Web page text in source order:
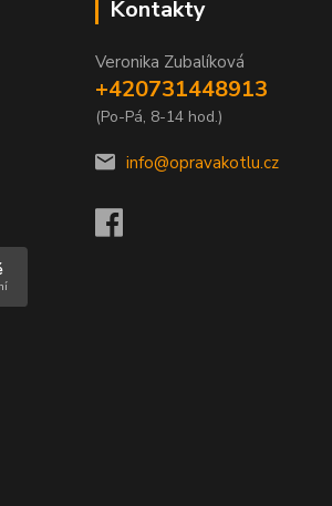
Kontakty
Veronika Zubalíková
+420731448913
(Po-Pá, 8-14 hod.)
info@opravakotlu.cz